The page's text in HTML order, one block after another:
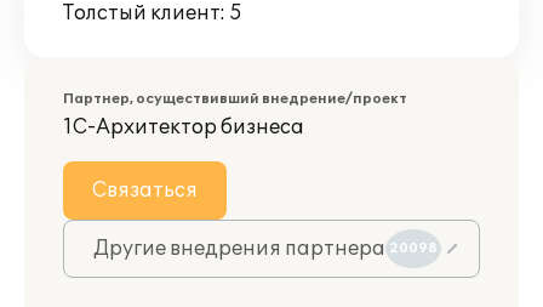
Толстый клиент: 5
Партнер, осуществивший внедрение/проект
1С-Архитектор бизнеса
Связаться
Другие внедрения партнера 20098